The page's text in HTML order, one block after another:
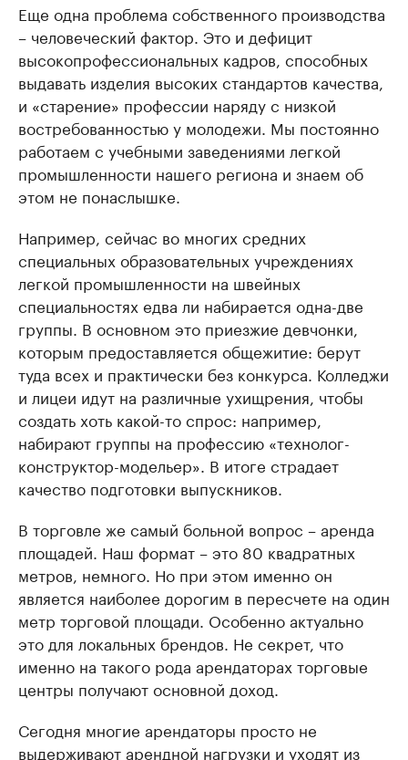
Еще одна проблема собственного производства
– человеческий фактор. Это и дефицит
высокопрофессиональных кадров, способных
выдавать изделия высоких стандартов качества,
и «старение» профессии наряду с низкой
востребованностью у молодежи. Мы постоянно
работаем с учебными заведениями легкой
промышленности нашего региона и знаем об
этом не понаслышке.
Например, сейчас во многих средних
специальных образовательных учреждениях
легкой промышленности на швейных
специальностях едва ли набирается одна-две
группы. В основном это приезжие девчонки,
которым предоставляется общежитие: берут
туда всех и практически без конкурса. Колледжи
и лицеи идут на различные ухищрения, чтобы
создать хоть какой-то спрос: например,
набирают группы на профессию «технолог-
конструктор-модельер». В итоге страдает
качество подготовки выпускников.
В торговле же самый больной вопрос – аренда
площадей. Наш формат – это 80 квадратных
метров, немного. Но при этом именно он
является наиболее дорогим в пересчете на один
метр торговой площади. Особенно актуально
это для локальных брендов. Не секрет, что
именно на такого рода арендаторах торговые
центры получают основной доход.
Сегодня многие арендаторы просто не
выдерживают арендной нагрузки и уходят из